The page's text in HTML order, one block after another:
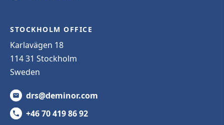
STOCKHOLM OFFICE
Karlavägen 18
114 31 Stockholm
Sweden
drs@deminor.com
+46 70 419 86 92